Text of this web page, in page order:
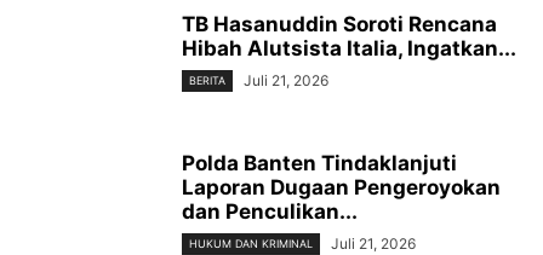
TB Hasanuddin Soroti Rencana
Hibah Alutsista Italia, Ingatkan...
BERITA Juli 21, 2026
Polda Banten Tindaklanjuti
Laporan Dugaan Pengeroyokan
dan Penculikan...
HUKUM DAN KRIMINAL Juli 21, 2026